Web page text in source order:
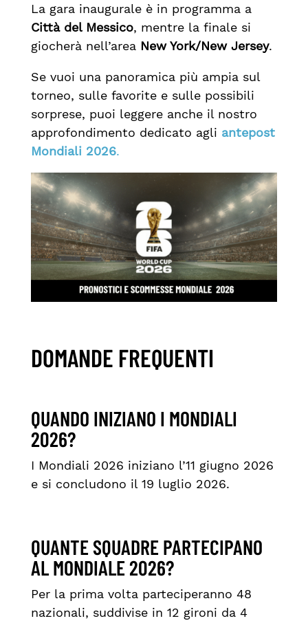
La gara inaugurale è in programma a
Città del Messico, mentre la finale si
giocherà nell’area New York/New Jersey.
Se vuoi una panoramica più ampia sul
torneo, sulle favorite e sulle possibili
sorprese, puoi leggere anche il nostro
approfondimento dedicato agli antepost
Mondiali 2026.
DOMANDE FREQUENTI
QUANDO INIZIANO I MONDIALI
2026?
I Mondiali 2026 iniziano l’11 giugno 2026
e si concludono il 19 luglio 2026.
QUANTE SQUADRE PARTECIPANO
AL MONDIALE 2026?
Per la prima volta parteciperanno 48
nazionali, suddivise in 12 gironi da 4